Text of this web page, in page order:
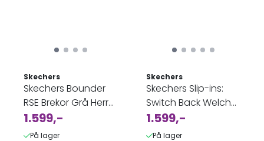
Skechers
Skechers Bounder
RSE Brekor Grå Herre
- Vanntett
1.599,-
På lager
Skechers
Skechers Slip-ins:
Switch Back Welch
Creek Svart Herre -
Vanntett
1.599,-
På lager